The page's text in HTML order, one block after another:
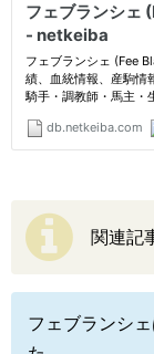
関連記
フェブランシ